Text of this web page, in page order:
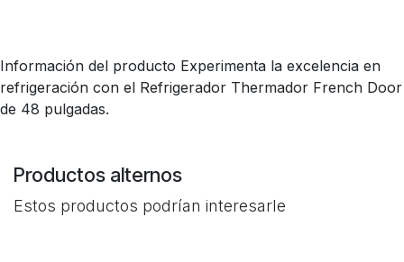
Información del producto Experimenta la excelencia en
refrigeración con el Refrigerador Thermador French Door
de 48 pulgadas.
Productos alternos
Estos productos podrían interesarle